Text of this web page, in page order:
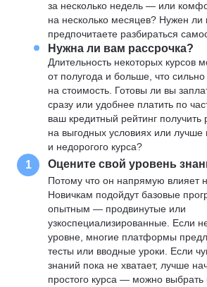
за несколько недель — или
на несколько месяцев? Нужен
предпочитаете разбираться
Нужна ли вам рассрочка?
Длительность некоторых курсов
от полугода и больше, что сильно
на стоимость. Готовы ли вы
сразу или удобнее платить по
ваш кредитный рейтинг получить
на выгодных условиях или лучше
и недорогого курса?
1 Оцените свой уровень
Потому что он напрямую влияет
Новичкам подойдут базовые
опытным — продвинутые или
узкоспециализированные. Если
уровне, многие платформы
тесты или вводные уроки. Если
знаний пока не хватает, лучше
простого курса — можно